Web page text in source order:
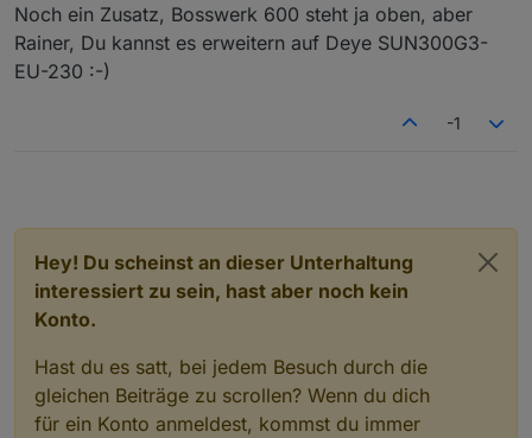
Noch ein Zusatz, Bosswerk 600 steht ja oben, aber
Rainer, Du kannst es erweitern auf Deye SUN300G3-
EU-230 :-)
-1
Hey! Du scheinst an dieser Unterhaltung
interessiert zu sein, hast aber noch kein
Konto.
Hast du es satt, bei jedem Besuch durch die
gleichen Beiträge zu scrollen? Wenn du dich
für ein Konto anmeldest, kommst du immer